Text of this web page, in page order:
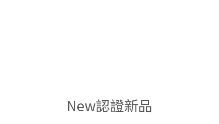
New認證新品